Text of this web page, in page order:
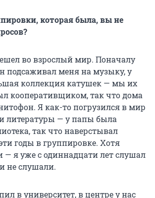
которая была, вы не
во взрослый мир. Поначалу
подсаживал меня на музыку, у
коллекция катушек — мы их
кооперативщиком, так что дома
Я как-то погрузился в мир
литературы — у папы была
так что наверстывал
годы в группировке. Хотя
— я уже с одиннадцати лет слушал
не слушали.
в университет, в центре у нас